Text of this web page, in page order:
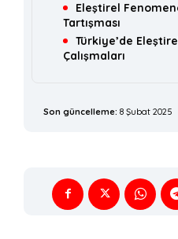
Eleştirel
Tartışması
Türkiye’de
Çalışmaları
Son güncelleme: 8 Şubat 2025